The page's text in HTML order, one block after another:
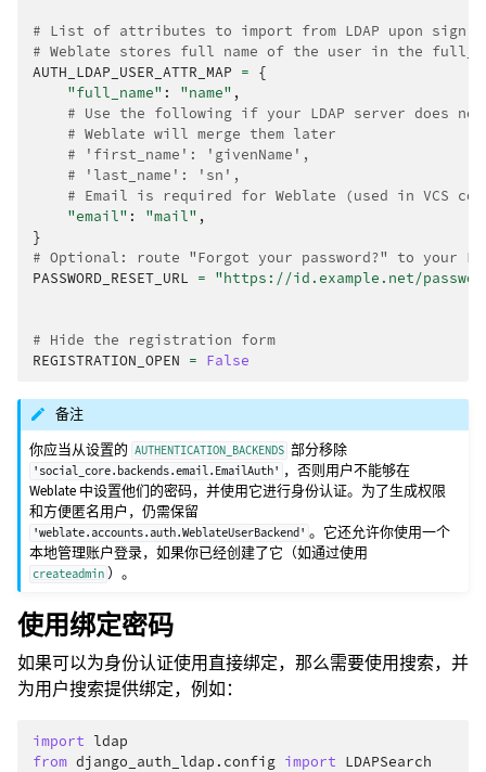
# List of attributes to import from LDAP upon sign
# Weblate stores full name of the user in the
AUTH_LDAP_USER_ATTR_MAP = {
"full_name" : "name" ,
# Use the following if your LDAP server does
# Weblate will merge them later
# 'first_name': 'givenName',
# 'last_name': 'sn',
# Email is required for Weblate (used in VCS
"email" : "mail" ,
}
# Optional: route "Forgot your password?" to your
PASSWORD_RESET_URL = "https://id.example.net/
# Hide the registration form
REGISTRATION_OPEN = False
备注
你应当从设置的 AUTHENTICATION_BACKENDS 部分移除
'social_core.backends.email.EmailAuth' ，否则用户不能够在
Weblate 中设置他们的密码，并使用它进行身份认证。为了生成权限
和方便匿名用户，仍需保留
'weblate.accounts.auth.WeblateUserBackend' 。它还允许你使用一个
本地管理账户登录，如果你已经创建了它（如通过使用
createadmin ）。
使用绑定密码
如果可以为身份认证使用直接绑定，那么需要使用搜索，并
为用户搜索提供绑定，例如：
import ldap
from django_auth_ldap.config import LDAPSearch